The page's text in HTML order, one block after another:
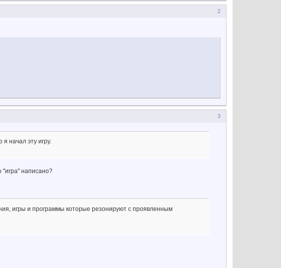
2
3
начал эту игру.
написано?
игры и программы которые резонируют с проявленным